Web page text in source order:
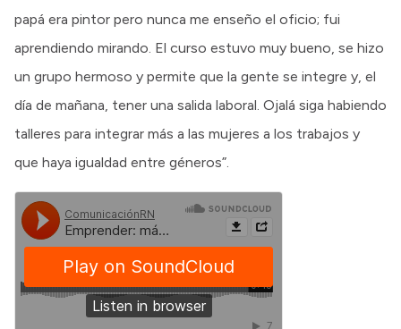
papá era pintor pero nunca me enseño el oficio; fui
aprendiendo mirando. El curso estuvo muy bueno, se hizo
un grupo hermoso y permite que la gente se integre y, el
día de mañana, tener una salida laboral. Ojalá siga habiendo
talleres para integrar más a las mujeres a los trabajos y
que haya igualdad entre géneros”.